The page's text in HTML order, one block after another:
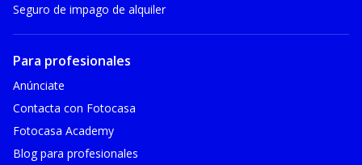
Seguro de impago de alquiler
Para profesionales
Anúnciate
Contacta con Fotocasa
Fotocasa Academy
Blog para profesionales